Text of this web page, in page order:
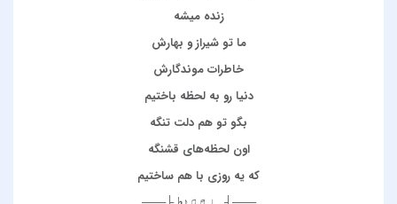
زنده میشه
ما تو شیراز و بهارش
خاطرات موندگارش
دنیا رو به لحظه باختیم
بگو تو هم دلت تنگه
اون لحظه‌های قشنگه
که یه روزی با هم ساختیم